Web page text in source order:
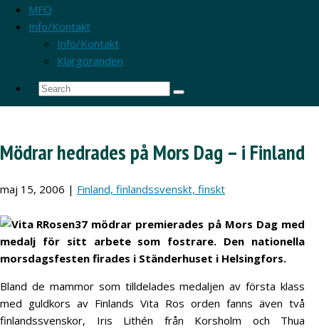
MFO
Info/Kontakt
Info/Kontakt
Klargöranden
Mödrar hedrades på Mors Dag – i Finland
maj 15, 2006 | Finland, finlandssvenskt, finskt
37 mödrar premierades på Mors Dag med
medalj för sitt arbete som fostrare. Den nationella
morsdagsfesten firades i Ständerhuset i Helsingfors.
Bland de mammor som tilldelades medaljen av första klass
med guldkors av Finlands Vita Ros orden fanns även två
finlandssvenskor, Iris Lithén från Korsholm och Thua